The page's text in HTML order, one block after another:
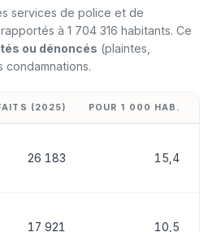
services de police et de
à 1 704 316 habitants. Ce
ou dénoncés (plaintes,
condamnations.
(2025) POUR 1 000 HAB.
26 183 15,4
17 921 10,5